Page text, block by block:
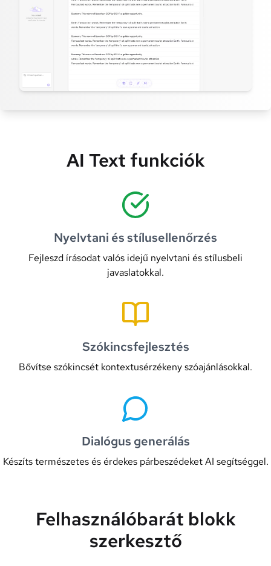
AI Text funkciók
Nyelvtani és stílusellenőrzés
Fejleszd írásodat valós idejű nyelvtani és stílusbeli
javaslatokkal.
Szókincsfejlesztés
Bővítse szókincsét kontextusérzékeny szóajánlásokkal.
Dialógus generálás
Készíts természetes és érdekes párbeszédeket AI segítséggel.
Felhasználóbarát blokk
szerkesztő